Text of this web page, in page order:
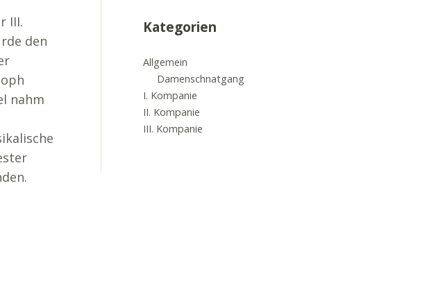
III.
den
nahm
Kategorien
Allgemein
Damenschnatgang
I. Kompanie
II. Kompanie
III. Kompanie